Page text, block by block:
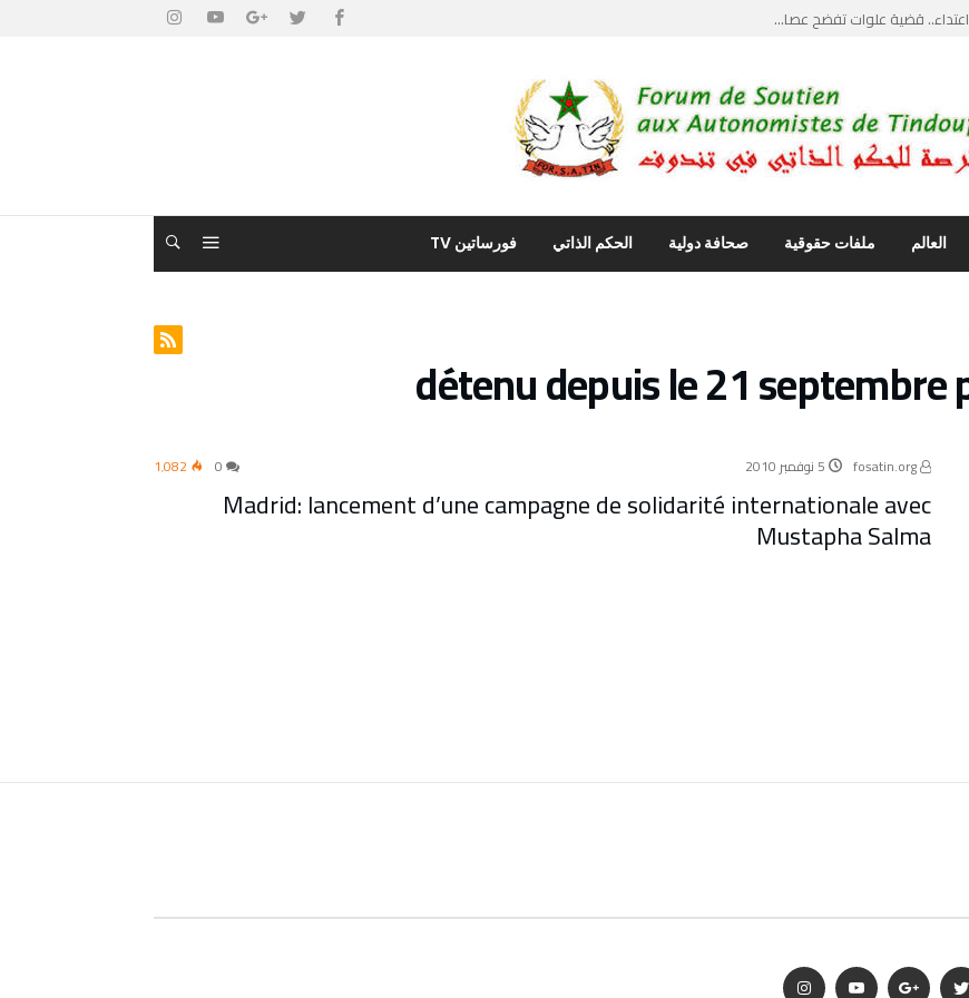
قضية علوات تفضح عصا...
قبلية دامية وحارس ...
علني يكسر جدار الصمت وأصو...
ابراهيم غالي… استدعاء ...
العالم ملفات حقوقية صحافة دولية الحكم الذاتي فورساتين TV
détenu depuis le 21 septembre
fosatin.org 5 نوفمبر 2010 1٬082
Madrid: lancement d’une campagne de solidarité internationale avec
Mustapha Salma